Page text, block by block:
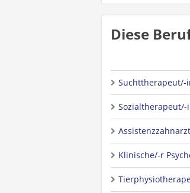
Diese
Suchttherapeut/-
Sozialtherapeut/-
Klinische/-r